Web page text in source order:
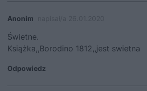
Anonim
Świetne.
Książka,,Borodino 1812,,jest swietna
Odpowiedz